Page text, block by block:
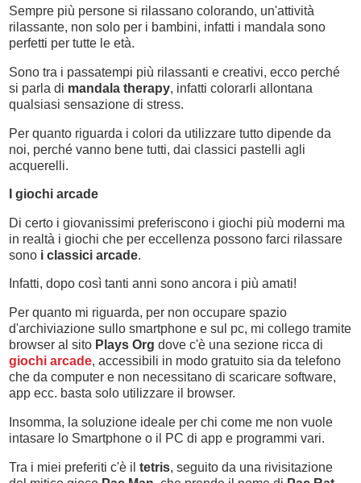
Sempre più persone si rilassano colorando, un'attività
rilassante, non solo per i bambini, infatti i mandala sono
perfetti per tutte le età.
Sono tra i passatempi più rilassanti e creativi, ecco perché
si parla di mandala therapy, infatti colorarli allontana
qualsiasi sensazione di stress.
Per quanto riguarda i colori da utilizzare tutto dipende da
noi, perché vanno bene tutti, dai classici pastelli agli
acquerelli.
I giochi arcade
Di certo i giovanissimi preferiscono i giochi più moderni ma
in realtà i giochi che per eccellenza possono farci rilassare
sono i classici arcade.
Infatti, dopo così tanti anni sono ancora i più amati!
Per quanto mi riguarda, per non occupare spazio
d'archiviazione sullo smartphone e sul pc, mi collego tramite
browser al sito Plays Org dove c'è una sezione ricca di
giochi arcade, accessibili in modo gratuito sia da telefono
che da computer e non necessitano di scaricare software,
app ecc. basta solo utilizzare il browser.
Insomma, la soluzione ideale per chi come me non vuole
intasare lo Smartphone o il PC di app e programmi vari.
Tra i miei preferiti c'è il tetris, seguito da una rivisitazione